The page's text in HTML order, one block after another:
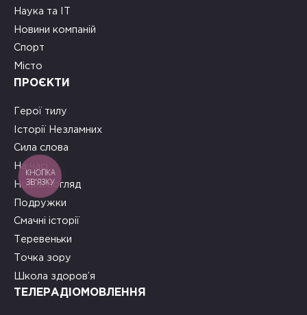
Наука та ІТ
Новини компаній
Спорт
Місто
ПРОЄКТИ
Герої тилу
Історії Незламних
Сила слова
На часі
Новий погляд
Подружки
Смачні історії
Теревеньки
Точка зору
Школа здоров’я
ТЕЛЕРАДІОМОВЛЕННЯ
КНОПКА
ЗВ'ЯЗКУ